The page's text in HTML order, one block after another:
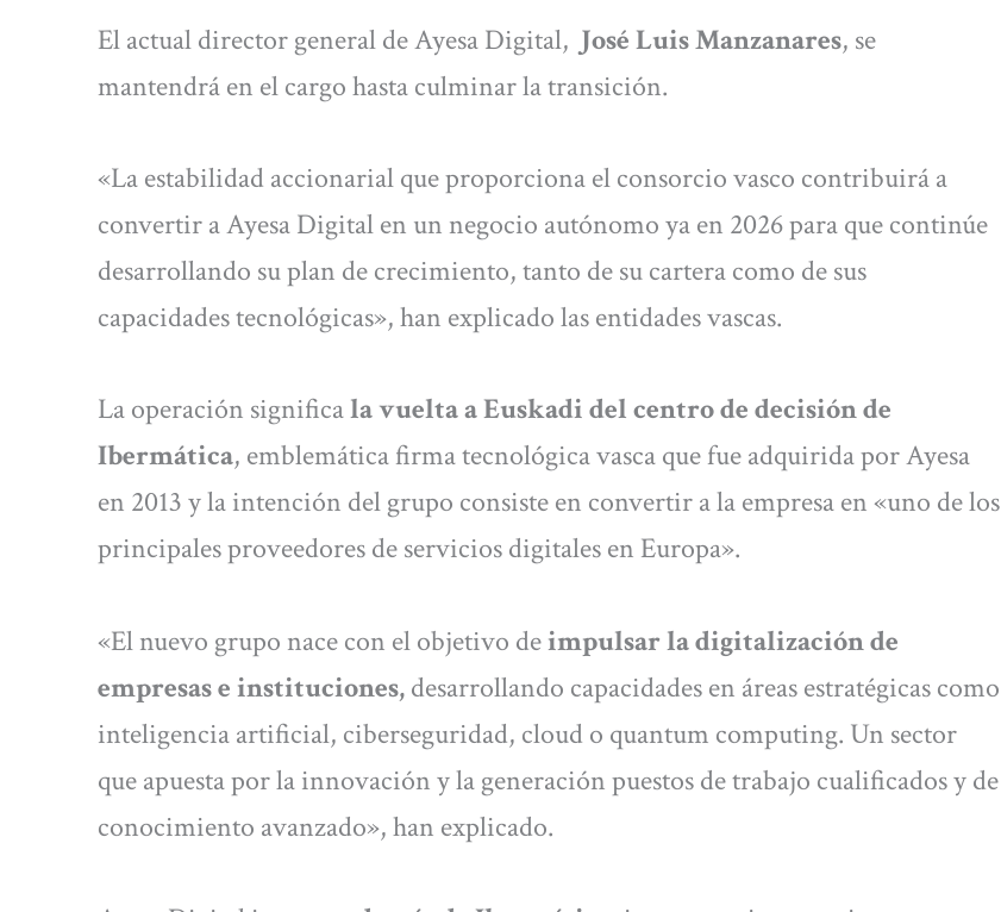
El actual director general de Ayesa Digital, José Luis Manzanares, se
mantendrá en el cargo hasta culminar la transición.
«La estabilidad accionarial que proporciona el consorcio vasco contribuirá a
convertir a Ayesa Digital en un negocio autónomo ya en 2026 para que continúe
desarrollando su plan de crecimiento, tanto de su cartera como de sus
capacidades tecnológicas», han explicado las entidades vascas.
La operación significala vuelta a Euskadi del centro de decisión de
Ibermática, emblemática firma tecnológica vasca que fue adquirida por Ayesa
en 2013 y la intención del grupo consiste en convertir a la empresa en «uno de los
principales proveedores de servicios digitales en Europa».
«El nuevo grupo nace con el objetivo deimpulsar la digitalización de
empresas e instituciones,desarrollando capacidades en áreas estratégicas como
inteligencia artificial, ciberseguridad, cloud o quantum computing. Un sector
que apuesta por la innovación y la generación puestos de trabajo cualificados y de
conocimiento avanzado», han explicado.